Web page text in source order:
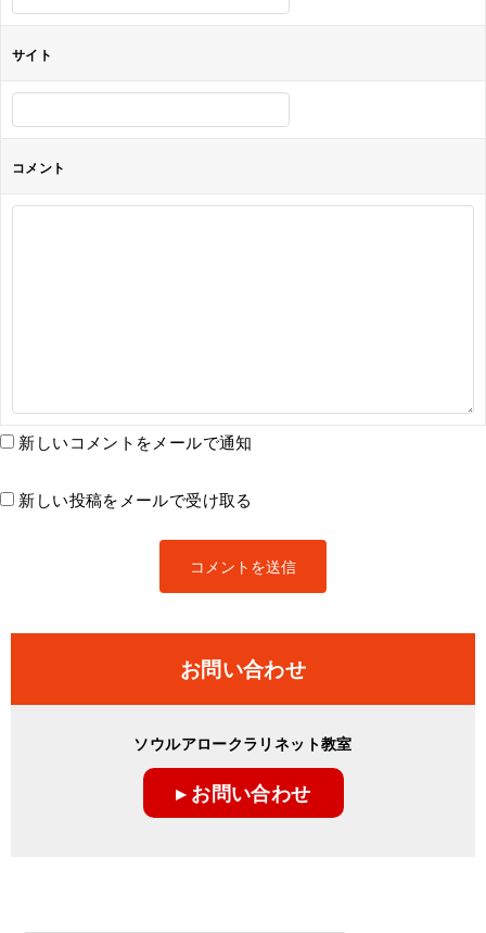
サイト
コメント
新しいコメントをメールで通知
新しい投稿をメールで受け取る
お問い合わせ
ソウルアロークラリネット教室
▸ お問い合わせ